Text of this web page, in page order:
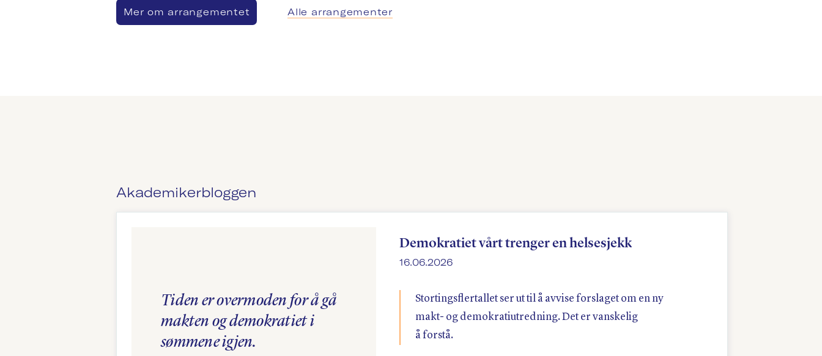
Mer om arrangementet Alle arrangementer
Akademikerbloggen
Tiden er overmoden for å gå
makten og demokratiet i
sømmene igjen.
Demokratiet vårt trenger en helsesjekk
16.06.2026
Stortingsflertallet ser ut til å avvise forslaget om en ny
makt- og demokratiutredning. Det er vanskelig
å forstå.